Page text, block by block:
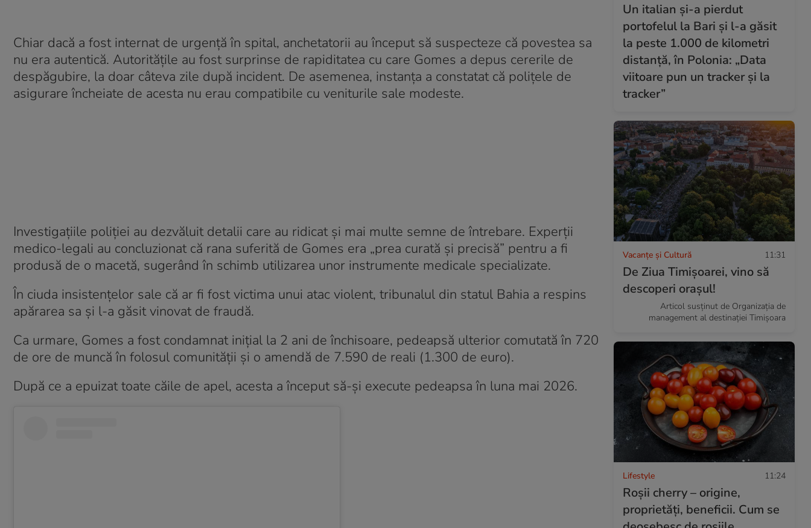
Chiar dacă a fost internat de urgență în spital, anchetatorii au început să suspecteze că povestea sa
nu era autentică. Autoritățile au fost surprinse de rapiditatea cu care Gomes a depus cererile de
despăgubire, la doar câteva zile după incident. De asemenea, instanța a constatat că polițele de
asigurare încheiate de acesta nu erau compatibile cu veniturile sale modeste.
Investigațiile poliției au dezvăluit detalii care au ridicat și mai multe semne de întrebare. Experții
medico-legali au concluzionat că rana suferită de Gomes era „prea curată și precisă” pentru a fi
produsă de o macetă, sugerând în schimb utilizarea unor instrumente medicale specializate.
În ciuda insistențelor sale că ar fi fost victima unui atac violent, tribunalul din statul Bahia a respins
apărarea sa și l-a găsit vinovat de fraudă.
Ca urmare, Gomes a fost condamnat inițial la 2 ani de închisoare, pedeapsă ulterior comutată în 720
de ore de muncă în folosul comunității și o amendă de 7.590 de reali (1.300 de euro).
După ce a epuizat toate căile de apel, acesta a început să-și execute pedeapsa în luna mai 2026.
Un italian și-a pierdut
portofelul la Bari și l-a găsit
la peste 1.000 de kilometri
distanță, în Polonia: „Data
viitoare pun un tracker și la
tracker”
Vacanțe și Cultură 11:31
De Ziua Timișoarei, vino să
descoperi orașul!
Articol susținut de Organizația de
management al destinației Timișoara
Lifestyle 11:24
Roşii cherry – origine,
proprietăţi, beneficii. Cum se